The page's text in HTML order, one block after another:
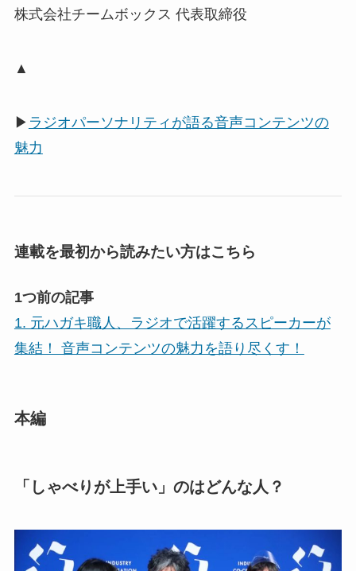
株式会社チームボックス 代表取締役
▲
▶ ラジオパーソナリティが語る音声コンテンツの
魅力
連載を最初から読みたい方はこちら
1つ前の記事
1. 元ハガキ職人、ラジオで活躍するスピーカーが
集結！ 音声コンテンツの魅力を語り尽くす！
本編
「しゃべりが上手い」のはどんな人？